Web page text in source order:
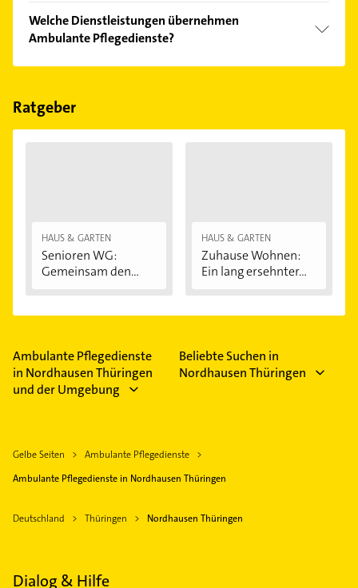
Bitte beachten Sie, dass diese an Sonn- und
Feiertagen abweichen können.
Welche Dienstleistungen übernehmen
Ambulante Pflegedienste?
Folgende Leistungen werden angeboten:
Pflege, Pflegeberatung und Verhinderungspflege.
Ratgeber
HAUS & GARTEN
Senioren WG:
Gemeinsam den
HAUS & GARTEN
Zuhause Wohnen:
Ein lang ersehnter...
Ambulante Pflegedienste
in Nordhausen Thüringen
und der Umgebung
Beliebte Suchen in
Nordhausen Thüringen
Gelbe Seiten
Ambulante Pflegedienste
Ambulante Pflegedienste in Nordhausen Thüringen
Deutschland Thüringen Nordhausen Thüringen
Dialog & Hilfe